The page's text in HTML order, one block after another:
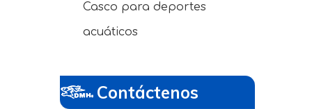
Casco para deportes
acuáticos
Contáctenos